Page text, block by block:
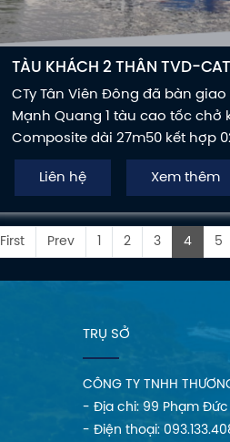
TÀU KHÁCH 2 THÂN TVD-
CTy Tân Viên Đông đã bàn giao
Mạnh Quang 1 tàu cao tốc chở
Composite dài 27m50 kết hợp
thủy Mitsubishi 1032PS, với sức
người. Tàu chở khách 2 thân,
ngồi êm đã tạo sự thoải mái
khách...
Liên hệ Xem thêm
First Prev 1 2 3 4 5
TRỤ SỞ
CÔNG TY TNHH
- Địa chi: 99 Phạm Đức
- Điện thoại: